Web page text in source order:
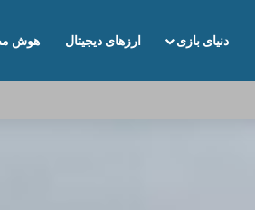
دنیای بازی ارزهای دیجیتال هوش